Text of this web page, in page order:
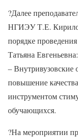
?Далее
НГИЭУ Т.Е.
порядке
Татьяна Евгеньевна:
– Внутривузовские
повышение
инструментом
обучающихся.
?На мероприятии